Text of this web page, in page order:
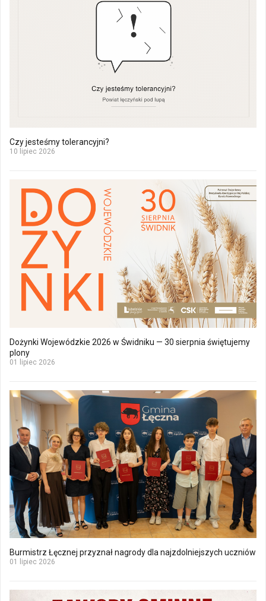
Czy jesteśmy tolerancyjni?
10 lipiec 2026
Dożynki Wojewódzkie 2026 w Świdniku — 30 sierpnia świętujemy
plony
01 lipiec 2026
Burmistrz Łęcznej przyznał nagrody dla najzdolniejszych uczniów
01 lipiec 2026